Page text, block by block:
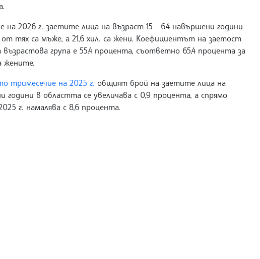
на 2026 г. заетите лица на възраст 15 - 64 навършени години
от тях са мъже, а 21,6 хил. са жени. Коефициентът на заетост
група е 55,4 процента, съответно 65,4 процента за
жените.
тримесечие на 2025 г. общият брой на заетите лица на
години в областта се увеличава с 0,9 процента, а спрямо
г. намалява с 8,6 процента.